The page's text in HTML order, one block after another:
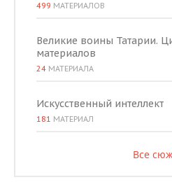
499 МАТЕРИАЛОВ
Великие воины Татарии.
материалов
24 МАТЕРИАЛА
Искусственный интеллект
181 МАТЕРИАЛ
Все